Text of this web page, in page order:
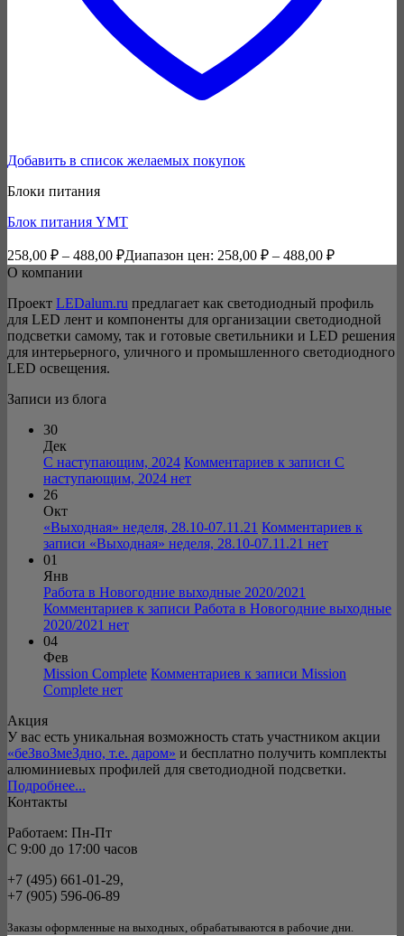
Добавить в список желаемых покупок
Блоки питания
Блок питания YMT
258,00 ₽ – 488,00 ₽Диапазон цен: 258,00 ₽ – 488,00 ₽
О компании
Проект LEDalum.ru предлагает как светодиодный профиль
для LED лент и компоненты для организации светодиодной
подсветки самому, так и готовые светильники и LED решения
для интерьерного, уличного и промышленного светодиодного
LED освещения.
Записи из блога
30
Дек
С наступающим, 2024 Комментариев к записи С
наступающим, 2024 нет
26
Окт
«Выходная» неделя, 28.10-07.11.21 Комментариев к
записи «Выходная» неделя, 28.10-07.11.21 нет
01
Янв
Работа в Новогодние выходные 2020/2021
Комментариев к записи Работа в Новогодние выходные
2020/2021 нет
04
Фев
Mission Complete Комментариев к записи Mission
Complete нет
Акция
У вас есть уникальная возможность стать участником акции
«беЗвоЗмеЗдно, т.е. даром» и бесплатно получить комплекты
алюминиевых профилей для светодиодной подсветки.
Подробнее...
Контакты
Работаем: Пн-Пт
C 9:00 до 17:00 часов
+7 (495) 661-01-29,
+7 (905) 596-06-89
Заказы оформленные на выходных, обрабатываются в рабочие дни.